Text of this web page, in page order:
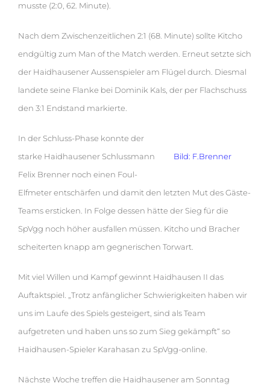
musste (2:0, 62. Minute).
Nach dem Zwischenzeitlichen 2:1 (68. Minute) sollte Kitcho
endgültig zum Man of the Match werden. Erneut setzte sich
der Haidhausener Aussenspieler am Flügel durch. Diesmal
landete seine Flanke bei Dominik Kals, der per Flachschuss
den 3:1 Endstand markierte.
Bild: F.Brenner
In der Schluss-Phase konnte der
starke Haidhausener Schlussmann
Felix Brenner noch einen Foul-
Elfmeter entschärfen und damit den letzten Mut des Gäste-
Teams ersticken. In Folge dessen hätte der Sieg für die
SpVgg noch höher ausfallen müssen. Kitcho und Bracher
scheiterten knapp am gegnerischen Torwart.
Mit viel Willen und Kampf gewinnt Haidhausen II das
Auftaktspiel. „Trotz anfänglicher Schwierigkeiten haben wir
uns im Laufe des Spiels gesteigert, sind als Team
aufgetreten und haben uns so zum Sieg gekämpft“ so
Haidhausen-Spieler Karahasan zu SpVgg-online.
Nächste Woche treffen die Haidhausener am Sonntag